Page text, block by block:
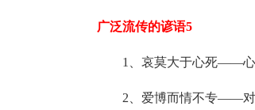
广泛流传的谚语5
1、哀莫大于心死——心
2、爱博而情不专——对